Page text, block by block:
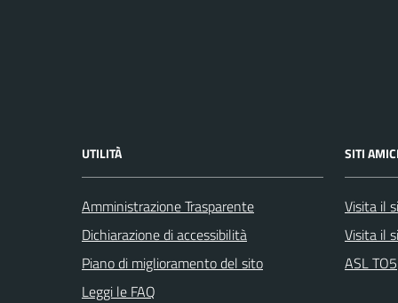
UTILITÀ
Amministrazione Trasparente
Dichiarazione di accessibilità
Piano di miglioramento del sito
Leggi le FAQ
SITI
Visita il
Visita il
ASL TO5